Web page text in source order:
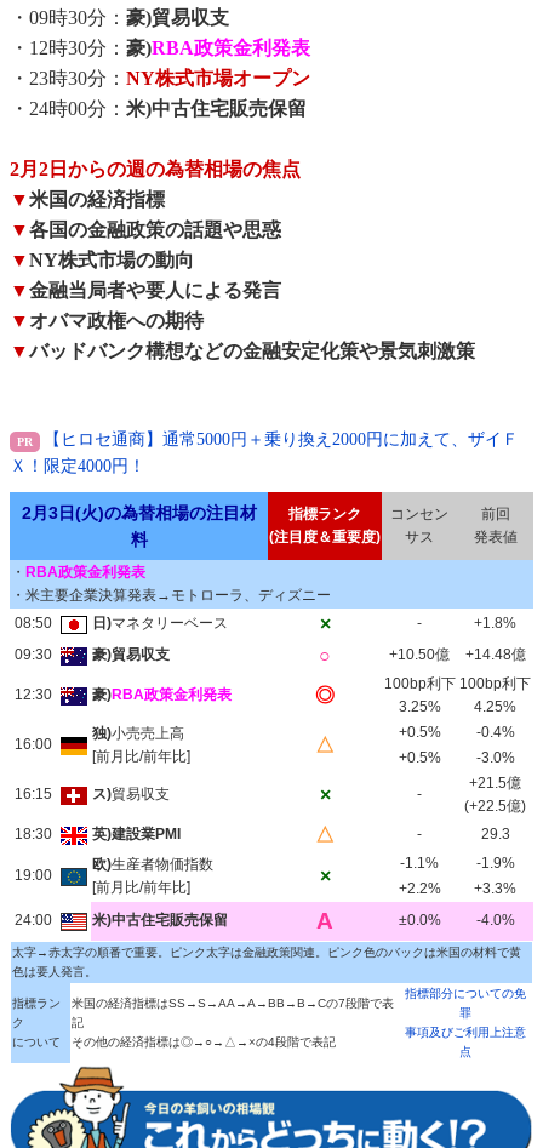
・09時30分： 豪)貿易収支
・12時30分： 豪)RBA政策金利発表
・23時30分： NY株式市場オープン
・24時00分： 米)中古住宅販売保留
2月2日からの週の為替相場の焦点
▼米国の経済指標
▼各国の金融政策の話題や思惑
▼NY株式市場の動向
▼金融当局者や要人による発言
▼ オバマ政権への期待
▼バッドバンク構想などの金融安定化策や景気刺激策
【ヒロセ通商】通常5000円＋乗り換え2000円に加えて、ザイＦ
Ｘ！限定4000円！
2月3日(火)の為替相場の注目材
料
指標ランク
(注目度＆重要度)
コンセン
サス
前回
発表値
・ RBA政策金利発表
・米主要企業決算発表→モトローラ、ディズニー
08:50
日)マネタリーベース × -
+1.8%
09:30
豪)貿易収支 ○ +10.50億 +14.48億
12:30 豪)RBA政策金利発表 ◎
100bp利下
3.25%
100bp利下
4.25%
16:00
独)小売売上高
[前月比/前年比]
△
+0.5%
-0.4%
+0.5%
-3.0%
16:15 ス)貿易収支 × -
+21.5億
(+22.5億)
18:30
英)建設業PMI △ - 29.3
19:00
欧)生産者物価指数
[前月比/前年比]
×
-1.1%
-1.9%
+2.2%
+3.3%
24:00
米)中古住宅販売保留 A ±0.0% -4.0%
太字→赤太字の順番で重要。ピンク太字は金融政策関連。ピンク色のバックは米国の材料で黄
色は要人発言。
指標ラン
ク
について
米国の経済指標はSS→S→AA→A→BB→B→Cの7段階で表
記
その他の経済指標は◎→○→△→×の4段階で表記
指標部分についての免
罪
事項及びご利用上注意
点